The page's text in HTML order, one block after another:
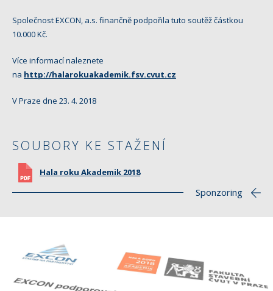
Společnost EXCON, a.s. finančně podpořila tuto soutěž částkou
10.000 Kč.
Více informací naleznete
na http://halarokuakademik.fsv.cvut.cz
V Praze dne 23. 4. 2018
SOUBORY KE STAŽENÍ
Hala roku Akademik 2018
Sponzoring